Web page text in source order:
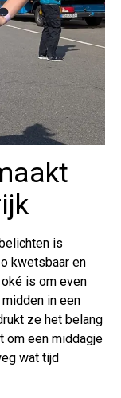
is
kwetsbaar en
is om even
in een
ze het belang
om een middagje
wat tijd